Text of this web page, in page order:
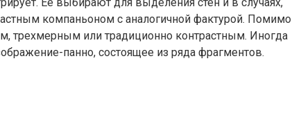
компаньоном с аналогичной фактурой. Помимо
трехмерным или традиционно контрастным. Иногда
панно, состоящее из ряда фрагментов.